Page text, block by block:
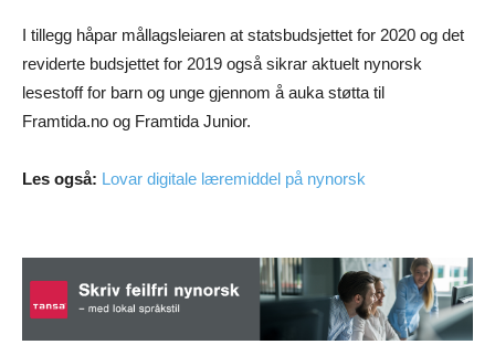
I tillegg håpar mållagsleiaren at statsbudsjettet for 2020 og det
reviderte budsjettet for 2019 også sikrar aktuelt nynorsk
lesestoff for barn og unge gjennom å auka støtta til
Framtida.no og Framtida Junior.
Les også: Lovar digitale læremiddel på nynorsk